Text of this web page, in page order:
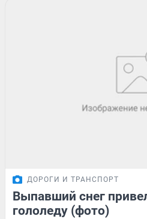
ДОРОГИ И ТРАНСПОРТ
Выпавший снег
гололеду (фото)